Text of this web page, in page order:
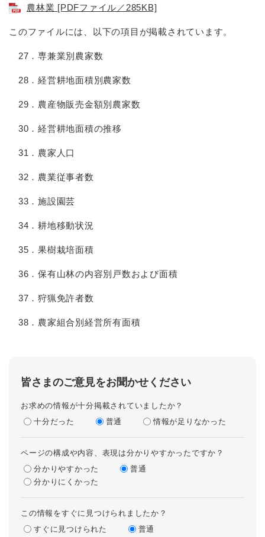
農林業 [PDFファイル／285KB]
このファイルには、以下の項目が掲載されています。
27．専兼業別農家数
28．経営耕地面積別農家数
29．農産物販売金額別農家数
30．経営耕地面積の推移
31．農家人口
32．農業従事者数
33．施設園芸
34．耕地移動状況
35．果樹栽培面積
36．保有山林の内容別戸数および面積
37．狩猟免許者数
38．農家組合別経営所有面積
皆さまのご意見をお聞かせください
お求めの情報が十分掲載されていましたか？
十分だった
普通 情報が足りなかった
ページの構成や内容、表現は分かりやすかったですか？
分かりやすかった
普通
分かりにくかった
この情報をすぐに見つけられましたか？
すぐに見つけられた
普通